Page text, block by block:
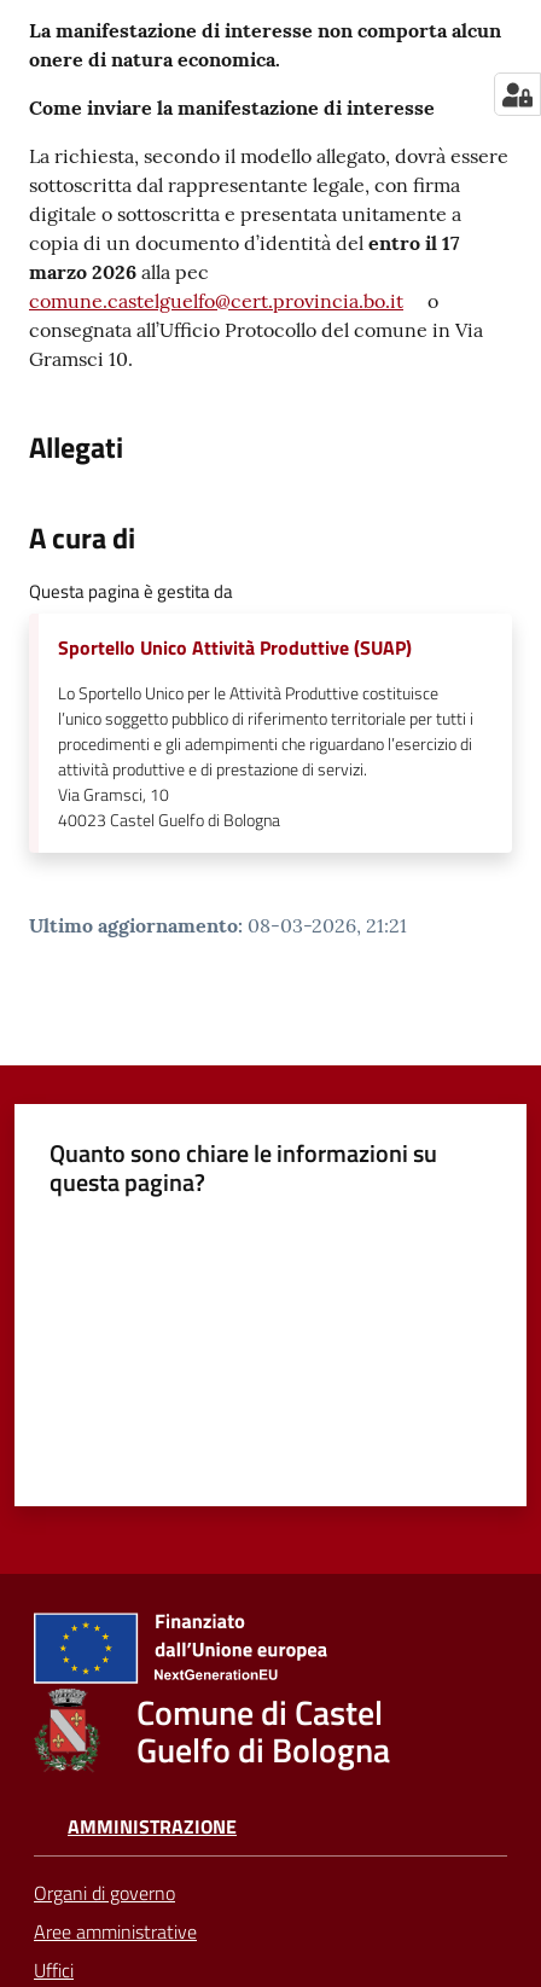
La manifestazione di interesse non comporta alcun
onere di natura economica.
Come inviare la manifestazione di interesse
La richiesta, secondo il modello allegato, dovrà essere
sottoscritta dal rappresentante legale, con firma
digitale o sottoscritta e presentata unitamente a
copia di un documento d’identità del entro il 17
marzo 2026 alla pec
comune.castelguelfo@cert.provincia.bo.it
o
consegnata all’Ufficio Protocollo del comune in Via
Gramsci 10.
Allegati
A cura di
Questa pagina è gestita da
Sportello Unico Attività Produttive (SUAP)
Lo Sportello Unico per le Attività Produttive costituisce
l’unico soggetto pubblico di riferimento territoriale per tutti i
procedimenti e gli adempimenti che riguardano l’esercizio di
attività produttive e di prestazione di servizi.
Via Gramsci, 10
40023Castel Guelfo di Bologna
Ultimo aggiornamento: 08-03-2026, 21:21
Quanto sono chiare le informazioni su
questa pagina?
Comune di Castel
Guelfo di Bologna
AMMINISTRAZIONE
Organi di governo
Aree amministrative
Uffici